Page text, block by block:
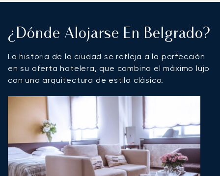
¿Dónde Alojarse En Belgrado?
La historia de la ciudad se refleja a la perfección
en su oferta hotelera, que combina el máximo lujo
con una arquitectura de estilo clásico.